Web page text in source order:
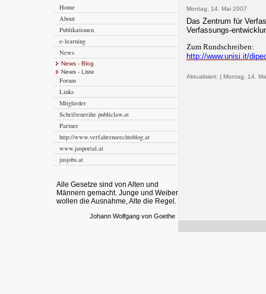
Home
About
Publikationen
e-learning
News
News - Blog
News - Liste
Forum
Links
Mitglieder
Schriftenreihe publiclaw.at
Partner
http://www.verfahrensrechtsblog.at
www.jusportal.at
jusjobs.at
Alle Gesetze sind von Alten und
Männern gemacht. Junge und Weiber
wollen die Ausnahme, Alte die Regel.
Johann Wolfgang von Goethe
Montag, 14. Mai 2007
Das Zentrum für
Verfassungs-
Zum Rundschreiben:
http://www.unisi.it/
Aktualisiert: ( Montag, 14.